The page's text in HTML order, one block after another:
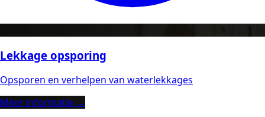
Lekkage opsporing
Opsporen en verhelpen van waterlekkages
Meer informatie →